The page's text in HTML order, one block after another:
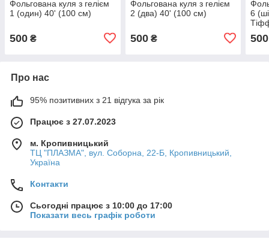
Фольгована куля з гелієм
1 (один) 40' (100 см)
500 ₴
Фольгована куля з гелієм
2 (два) 40' (100 см)
500₴
6
500
Про нас
95% позитивних з 21 відгука за рік
Працює з 27.07.2023
м. Кропивницький
ТЦ "ПЛАЗМА", вул. Соборна, 22-Б, Кропивницький,
Україна
Контакти
Сьогодні працює з 10:00 до 17:00
Показати весь графік роботи